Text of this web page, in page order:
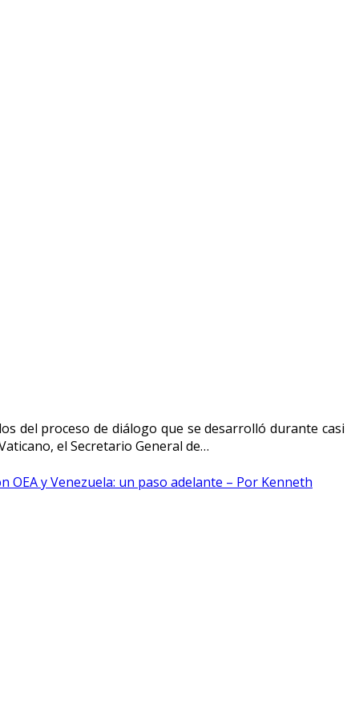
del proceso de diálogo que se desarrolló durante casi
el Secretario General de…
OEA y Venezuela: un paso adelante – Por Kenneth